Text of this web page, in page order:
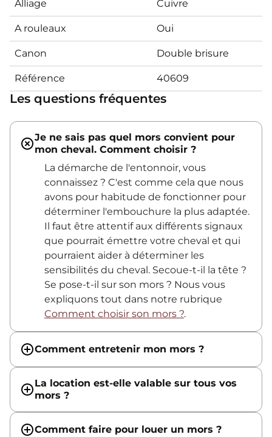
Alliage Cuivre
A rouleaux Oui
Canon Double brisure
Référence 40609
Les questions fréquentes
Je ne sais pas quel mors convient pour
mon cheval. Comment choisir ?
La démarche de l'entonnoir, vous
connaissez ? C'est comme cela que nous
avons pour habitude de fonctionner pour
déterminer l'embouchure la plus adaptée.
Il faut être attentif aux différents signaux
que pourrait émettre votre cheval et qui
pourraient aider à déterminer les
sensibilités du cheval. Secoue-t-il la tête ?
Se pose-t-il sur son mors ? Nous vous
expliquons tout dans notre rubrique
Comment choisir son mors ?.
Comment entretenir mon mors ?
La location est-elle valable sur tous vos
mors ?
Comment faire pour louer un mors ?